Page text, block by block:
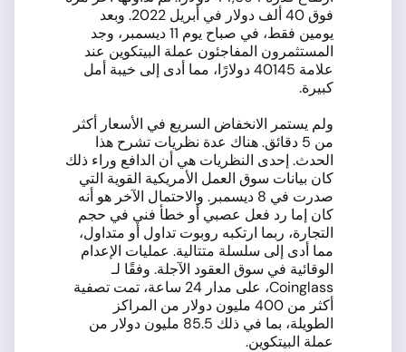
فوق 40 ألف دولار في أبريل 2022. وبعد
يومين فقط، في صباح يوم 11 ديسمبر، وجد
المستثمرون المفاجئون عملة البيتكوين عند
علامة 40145 دولارًا، مما أدى إلى خيبة أمل
كبيرة.
ولم يستمر الانخفاض السريع في الأسعار أكثر
من 5 دقائق. هناك عدة نظريات تشرح هذا
الحدث. إحدى النظريات هي أن الدافع وراء ذلك
كان بيانات سوق العمل الأمريكية القوية التي
صدرت في 8 ديسمبر. والاحتمال الآخر هو أنه
كان إما رد فعل عصبي أو خطأ فني في حجم
التجارة، ربما ارتكبه روبوت تداول أو متداول،
مما أدى إلى سلسلة متتالية. عمليات الإعدام
الوقائية في سوق العقود الآجلة. وفقًا لـ
Coinglass، على مدار 24 ساعة، تمت تصفية
أكثر من 400 مليون دولار من المراكز
الطويلة، بما في ذلك 85.5 مليون دولار من
عملة البيتكوين.